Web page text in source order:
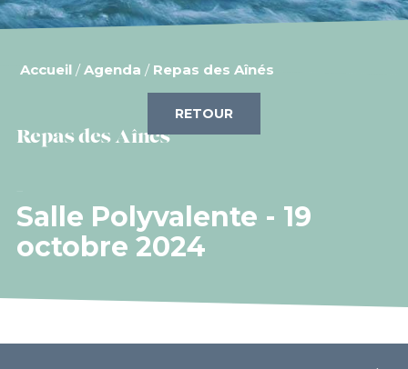
Accueil /Agenda / Repas des Aînés
RETOUR
Repas des Aînés
Salle Polyvalente - 19
octobre 2024